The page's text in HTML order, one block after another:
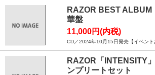
RAZOR BEST ALBUM
華盤
11,000円(内税)
CD／2024年10月15日発売【イベント
RAZOR「INTENSITY
ンプリートセット